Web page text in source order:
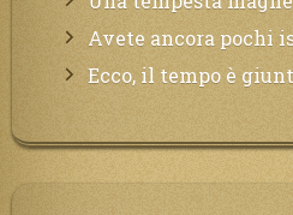
Avete ancora pochi istanti per convertirvi, non perdete tempo, la sciagura
Ecco, il tempo è giunto all’unione del Padre con il